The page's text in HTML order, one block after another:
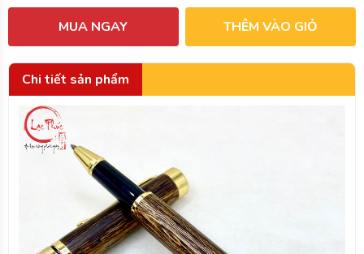
MUA NGAY THÊM VÀO GIỎ
Chi tiết sản phẩm